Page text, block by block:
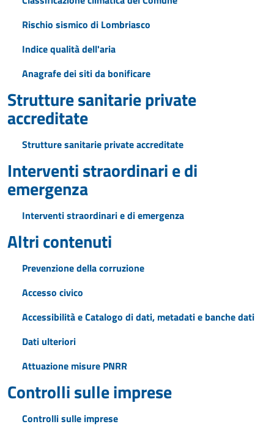
Rischio sismico di Lombriasco
Indice qualità dell'aria
Anagrafe dei siti da bonificare
Strutture sanitarie private
accreditate
Strutture sanitarie private accreditate
Interventi straordinari e di
emergenza
Interventi straordinari e di emergenza
Altri contenuti
Prevenzione della corruzione
Accesso civico
Accessibilità e Catalogo di dati, metadati e banche dati
Dati ulteriori
Attuazione misure PNRR
Controlli sulle imprese
Controlli sulle imprese